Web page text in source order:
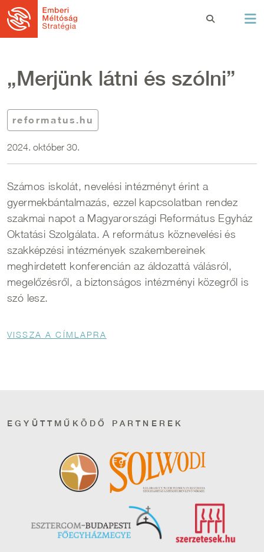
Ugrás a tartalomra
„Merjünk látni és szólni”
reformatus.hu
2024. október 30.
Számos iskolát, nevelési intézményt érint a
gyermekbántalmazás, ezzel kapcsolatban rendez
szakmai napot a Magyarországi Református Egyház
Oktatási Szolgálata. A református köznevelési és
szakképzési intézmények szakembereinek
meghirdetett konferencián az áldozattá válásról,
megelőzésről, a biztonságos intézményi közegről is
szó lesz.
Morzsa
VISSZA A CÍMLAPRA
EGYÜTTMŰKÖDŐ PARTNEREK